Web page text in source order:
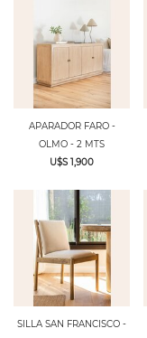
APARADOR FARO -
OLMO - 2 MTS
U$S 1,900
SILLA SAN FRANCISCO -